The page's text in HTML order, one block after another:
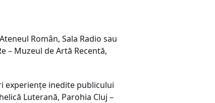
Român, Sala Radio sau
– Muzeul de Artă Recentă,
experiențe inedite publicului
Luterană, Parohia Cluj –